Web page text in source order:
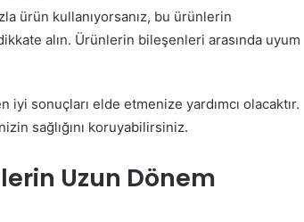
ürün kullanıyorsanız, bu ürünlerin
alın. Ürünlerin bileşenleri arasında uyum
iyi sonuçları elde etmenize yardımcı olacaktır.
sağlığını koruyabilirsiniz.
Uzun Dönem